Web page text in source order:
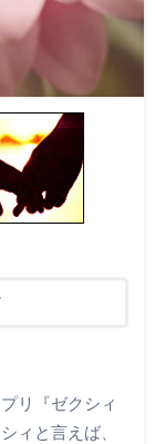
リ『ゼクシィ
ィと言えば、